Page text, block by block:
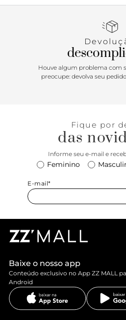
detalhe metálico ressalta
perfeitamente com calças de
Houve algum problema com
preocupe: devolva seu
Fique por
das
Informe seu e-mail e
Feminino
E-mail*
Baixe o nosso app
Conteúdo exclusivo no App ZZ MALL
Android